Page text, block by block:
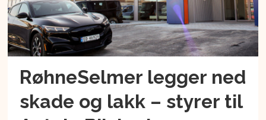
RøhneSelmer legger ned
skade og lakk – styrer til